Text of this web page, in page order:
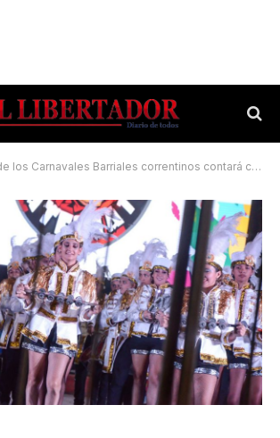
Carnavales Barriales correntinos contará con Sapucay y Ará Berá